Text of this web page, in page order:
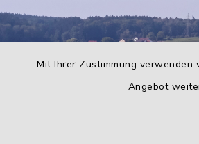
Mit Ihrer Zustimmung
Angebot